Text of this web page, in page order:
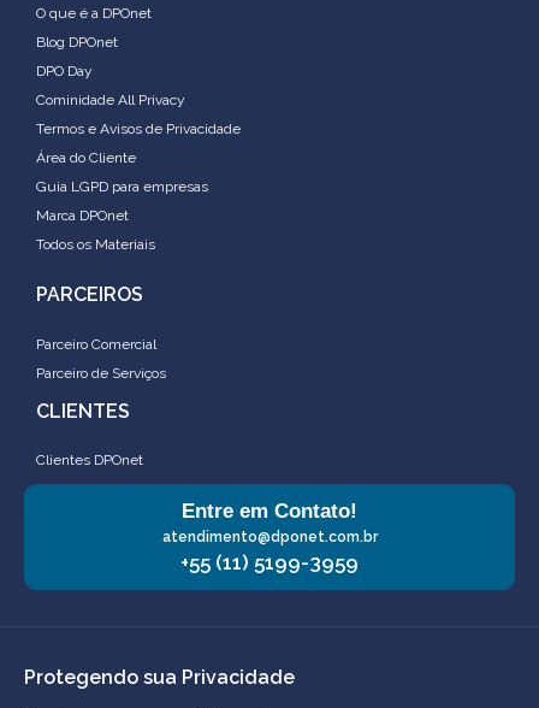
O que é a DPOnet
Blog DPOnet
DPO Day
Cominidade All Privacy
Termos e Avisos de Privacidade
Área do Cliente
Guia LGPD para empresas
Marca DPOnet
Todos os Materiais
PARCEIROS
Parceiro Comercial
Parceiro de Serviços
CLIENTES
Clientes DPOnet
Entre em Contato!
atendimento@dponet.com.br
+55 (11) 5199-3959
Protegendo sua Privacidade